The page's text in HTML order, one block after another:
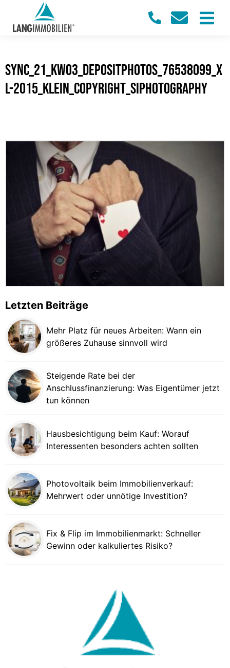
sync_21_KW03_Depositphotos_76538099_x
l-2015_klein_Copyright_SIphotography
Letzten Beiträge
Mehr Platz für neues Arbeiten: Wann ein
größeres Zuhause sinnvoll wird
Steigende Rate bei der
Anschlussfinanzierung: Was Eigentümer jetzt
tun können
Hausbesichtigung beim Kauf: Worauf
Interessenten besonders achten sollten
Photovoltaik beim Immobilienverkauf:
Mehrwert oder unnötige Investition?
Fix & Flip im Immobilienmarkt: Schneller
Gewinn oder kalkuliertes Risiko?